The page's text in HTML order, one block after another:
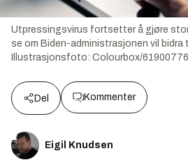
Utpressingsvirus fortsetter å gjøre
se om Biden-administrasjonen vil bidra
Illustrasjonsfoto: Colourbox/61900776
Del Kommenter
Eigil Knudsen